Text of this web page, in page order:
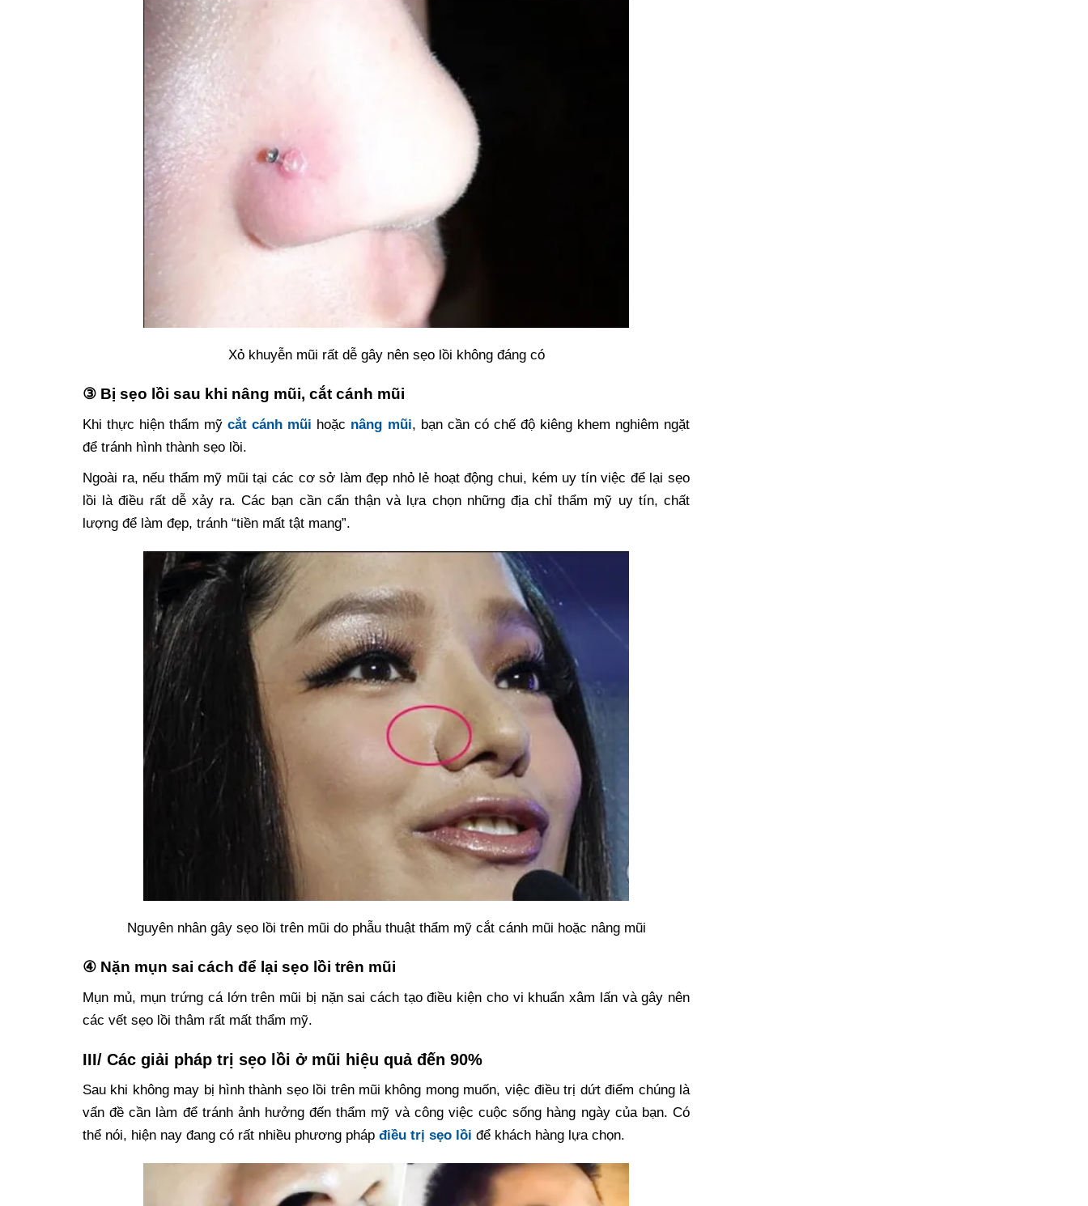
Xỏ khuyễn mũi rất dễ gây nên sẹo lồi không đáng có
③ Bị sẹo lồi sau khi nâng mũi, cắt cánh mũi
Khi thực hiện thẩm mỹcắt cánh mũi hoặc nâng mũi, bạn cần có chế độ kiêng khem nghiêm ngặt
để tránh hình thành sẹo lồi.
Ngoài ra, nếu thẩm mỹ mũi tại các cơ sở làm đẹp nhỏ lẻ hoạt động chui, kém uy tín việc để lại sẹo
lồi là điều rất dễ xảy ra. Các bạn cần cẩn thận và lựa chọn những địa chỉ thẩm mỹ uy tín, chất
lượng để làm đẹp, tránh “tiền mất tật mang”.
Nguyên nhân gây sẹo lồi trên mũi do phẫu thuật thẩm mỹ cắt cánh mũi hoặc nâng mũi
④ Nặn mụn sai cách để lại sẹo lồi trên mũi
Mụn mủ, mụn trứng cá lớn trên mũi bị nặn sai cách tạo điều kiện cho vi khuẩn xâm lấn và gây nên
các vết sẹo lồi thâm rất mất thẩm mỹ.
III/ Các giải pháp trị sẹo lồi ở mũi hiệu quả đến 90%
Sau khi không may bị hình thành sẹo lồi trên mũi không mong muốn, việc điều trị dứt điểm chúng là
vấn đề cần làm để tránh ảnh hưởng đến thẩm mỹ và công việc cuộc sống hàng ngày của bạn. Có
thể nói, hiện nay đang có rất nhiều phương pháp điều trị sẹo lồi để khách hàng lựa chọn.